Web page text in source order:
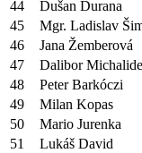
44 Dušan Ďurana
45
Mgr. Ladislav
46
Jana Žemberová
47
Dalibor
48
Peter Barkóczi
49
Milan Kopas
50
Mario Jurenka
51
Lukáš David